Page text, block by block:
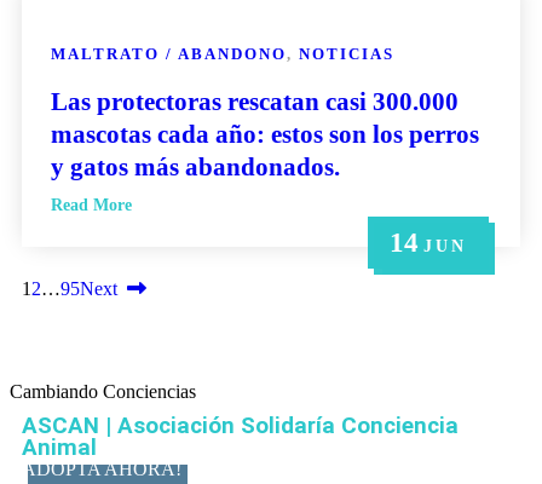
14 JUN
6 MAY
6 MAY
21 JUN
14 JUN
MALTRATO / ABANDONO, NOTICIAS
Las protectoras rescatan casi 300.000
mascotas cada año: estos son los perros
y gatos más abandonados.
Read More
1 2…95Next
Cambiando Conciencias
ASCAN | Asociación Solidaría Conciencia
Animal
ADOPTA AHORA!